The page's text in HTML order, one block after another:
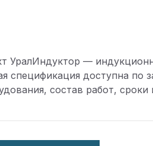
УралИндуктор —
спецификация доступна по
состав работ, сроки